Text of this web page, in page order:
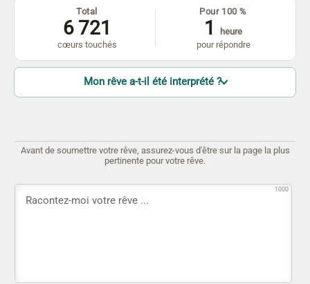
Total
6 721
cœurs touchés
Pour 100 %
1
heure
pour répondre
Mon rêve a-t-il été interprété ?
Avant de soumettre votre rêve, assurez-vous d'être sur la page la plus
pertinente pour votre rêve.
1000